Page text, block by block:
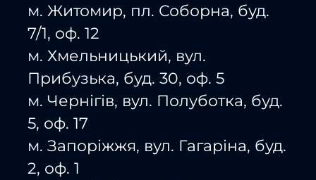
м. Житомир, пл. Соборна, буд.
7/1, оф. 12
м. Хмельницький, вул.
Прибузька, буд. 30, оф. 5
м. Чернігів, вул. Полуботка, буд.
5, оф. 17
м. Запоріжжя, вул. Гагаріна, буд.
2, оф. 1